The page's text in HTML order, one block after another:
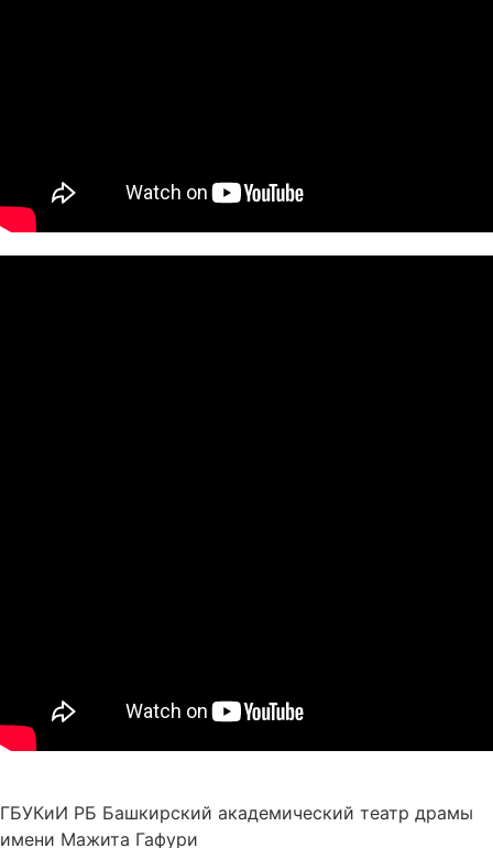
ГБУКиИ РБ Башкирский академический театр драмы
имени Мажита Гафури